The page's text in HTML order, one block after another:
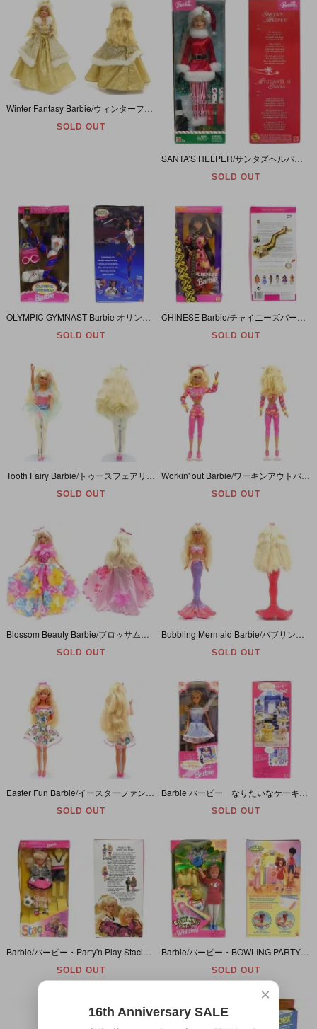
SOLD OUT
SOLD OUT
SOLD OUT SOLD OUT
SOLD OUT SOLD OUT
SOLD OUT SOLD OUT
Easter Fun Barbie/イースターファンバービー・1993年・本体のみ
SOLD OUT
Barbie バービー なりたいなケーキやさん 1998年
SOLD OUT
SOLD OUT SOLD OUT
×
16th Anniversary SALE